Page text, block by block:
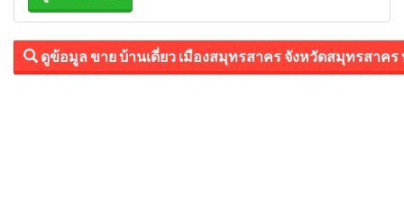
ดูข้อมูล ขาย บ้านเดี่ยว เมืองสมุทรสาคร จังหวัดสมุทรสาค